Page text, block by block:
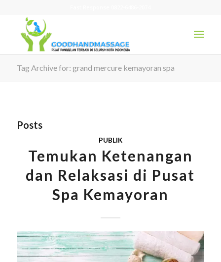
Tag Archive for: grand mercure kemayoran spa
Posts
PUBLIK
Temukan Ketenangan
dan Relaksasi di Pusat
Spa Kemayoran